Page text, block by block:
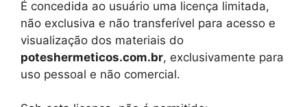
É concedida ao usuário uma licença limitada,
não exclusiva e não transferível para acesso e
visualização dos materiais do
poteshermeticos.com.br, exclusivamente para
uso pessoal e não comercial.